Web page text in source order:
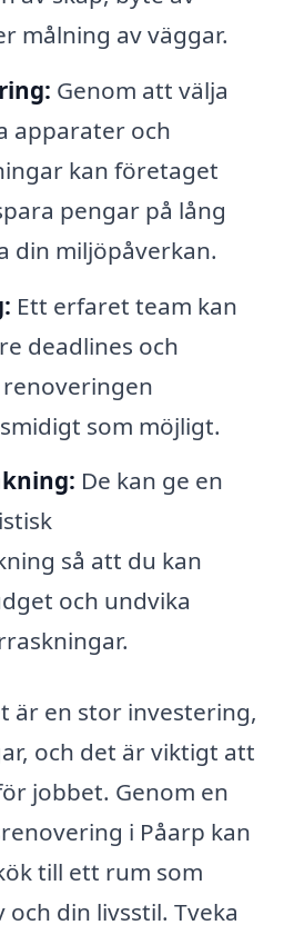
målning av väggar.
Genom att välja
apparater och
kan företaget
pengar på lång
din miljöpåverkan.
Ett erfaret team kan
deadlines och
som möjligt.
De kan ge en
så att du kan
och undvika
är en stor investering,
och det är viktigt att
jobbet. Genom en
i Påarp kan
till ett rum som
din livsstil. Tveka